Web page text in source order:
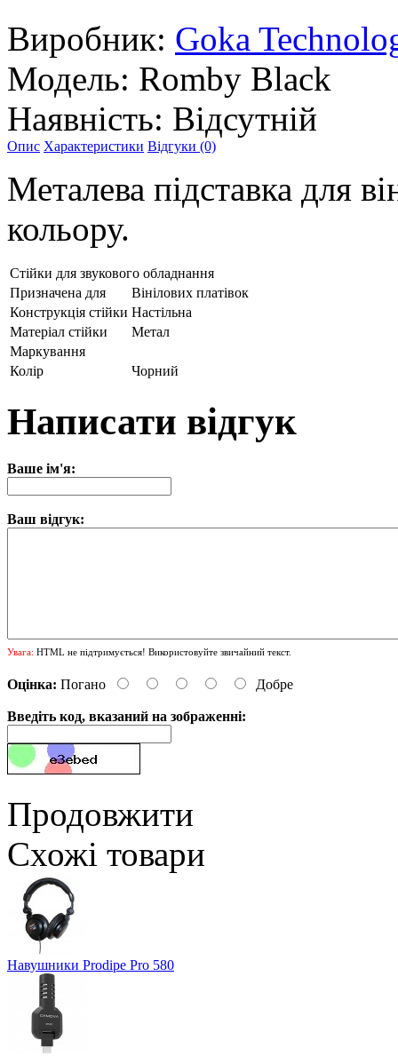
Виробник: Goka
Модель: Romby Black
Наявність: Відсутній
Опис Характеристики Відгуки (0)
Металева підставка для
кольору.
Стійки для звукового обладнання
Призначена для
Вінілових платівок
Конструкція стійки Настільна
Матеріал стійки
Метал
Маркування
Колір
Чорний
Написати відгук
Ваше ім'я:
Ваш відгук:
Увага: HTML не підтримується! Використовуйте звичайний текст.
Оцінка: Погано Добре
Введіть код, вказаний на зображенні:
Продовжити
Схожі товари
Навушники Prodipe Pro 580